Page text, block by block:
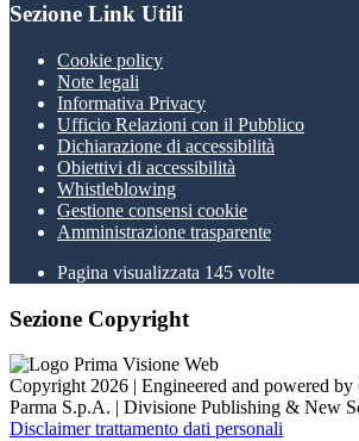
Sezione Link Utili
Cookie policy
Note legali
Informativa Privacy
Ufficio Relazioni con il Pubblico
Dichiarazione di accessibilità
Obiettivi di accessibilità
Whistleblowing
Gestione consensi cookie
Amministrazione trasparente
Pagina visualizzata 145 volte
Sezione Copyright
Copyright 2026 | Engineered and powered
Parma S.p.A. | Divisione Publishing & New
Disclaimer trattamento dati personali